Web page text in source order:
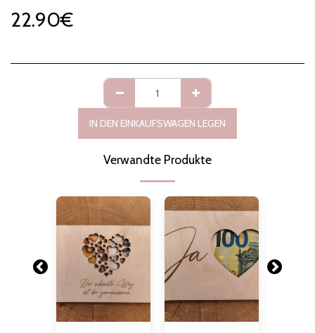
22.90€
IN DEN EINKAUFSWAGEN LEGEN
Verwandte Produkte